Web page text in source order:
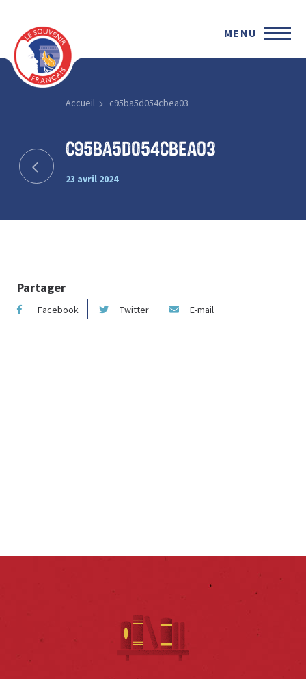
MENU
Accueil c95ba5d054cbea03
c95ba5d054cbea03
23 avril 2024
Partager
Facebook Twitter E-mail